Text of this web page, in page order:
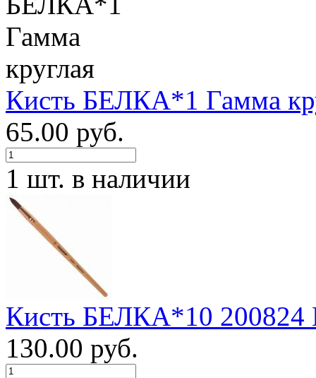
Кисть БЕЛКА*1 Гамма
65.00 руб.
1 шт. в наличии
Кисть БЕЛКА*10
130.00 руб.